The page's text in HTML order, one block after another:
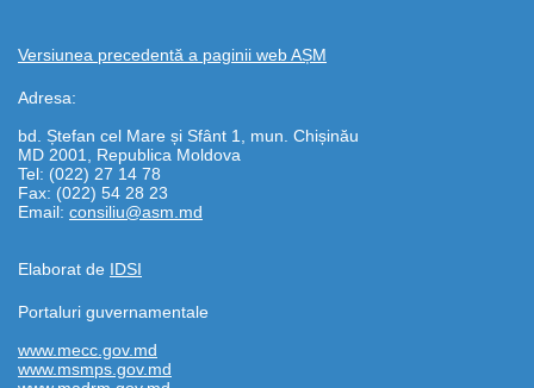
Versiunea precedentă a paginii web AȘM
Adresa:
bd. Ștefan cel Mare și Sfânt 1, mun. Chișinău
MD 2001, Republica Moldova
Tel: (022) 27 14 78
Fax: (022) 54 28 23
Email: consiliu@asm.md
Elaborat de IDSI
Portaluri guvernamentale
www.mecc.gov.md
www.msmps.gov.md